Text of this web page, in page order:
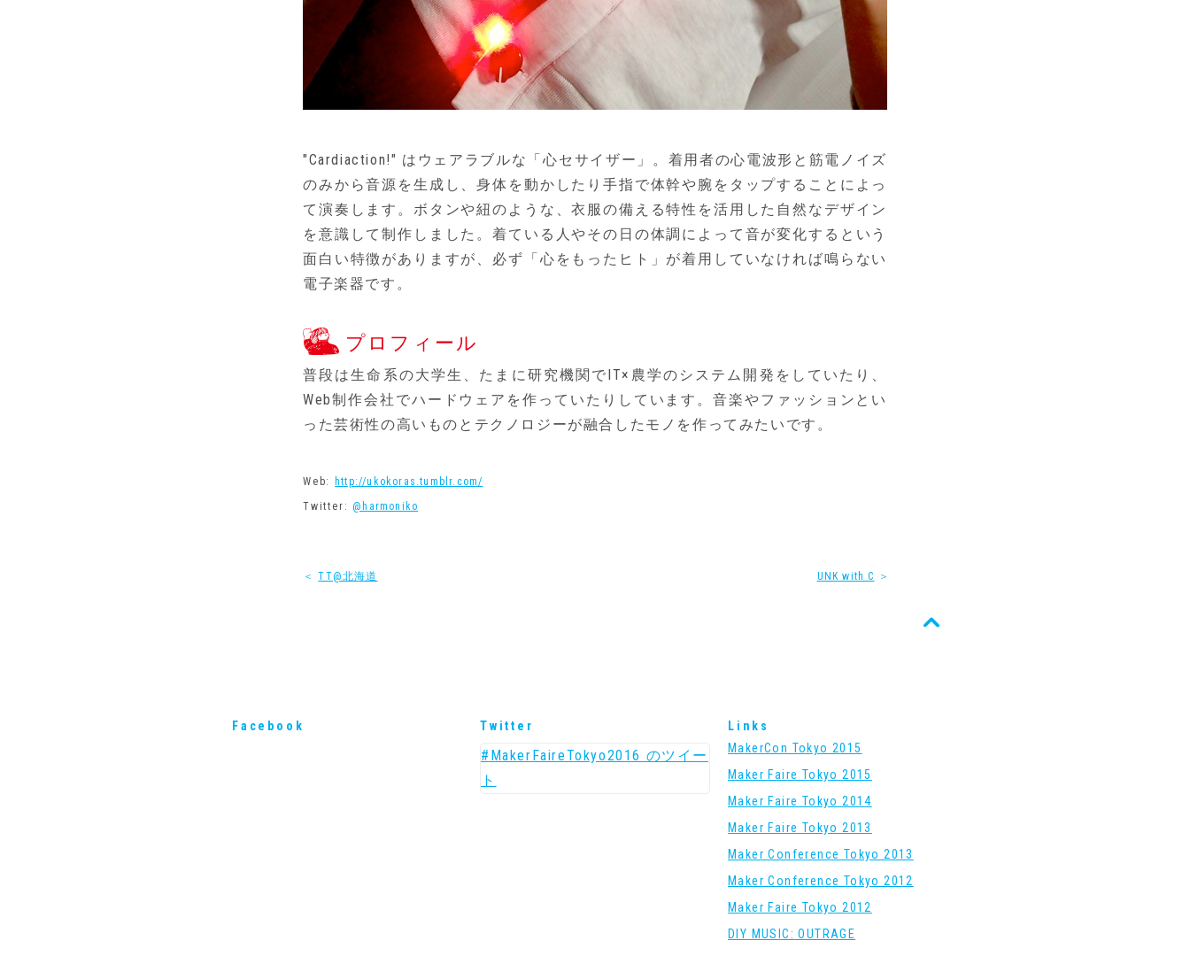
"Cardiaction!" はウェアラブルな「心セサイザー」。着用者の心電波形と筋電ノイズ
のみから音源を生成し、身体を動かしたり手指で体幹や腕をタップすることによっ
て演奏します。ボタンや紐のような、衣服の備える特性を活用した自然なデザイン
を意識して制作しました。着ている人やその日の体調によって音が変化するという
面白い特徴がありますが、必ず「心をもったヒト」が着用していなければ鳴らない
電子楽器です。
プロフィール
普段は生命系の大学生、たまに研究機関でIT×農学のシステム開発をしていたり、
Web制作会社でハードウェアを作っていたりしています。音楽やファッションとい
った芸術性の高いものとテクノロジーが融合したモノを作ってみたいです。
Web:
http://ukokoras.tumblr.com/
Twitter: @harmoniko
＜ TT@北海道 UNK with C ＞
Facebook Twitter
#MakerFaireTokyo2016 のツイー
ト
Links
MakerCon Tokyo 2015
Maker Faire Tokyo 2015
Maker Faire Tokyo 2014
Maker Faire Tokyo 2013
Maker Conference Tokyo 2013
Maker Conference Tokyo 2012
Maker Faire Tokyo 2012
DIY MUSIC: OUTRAGE